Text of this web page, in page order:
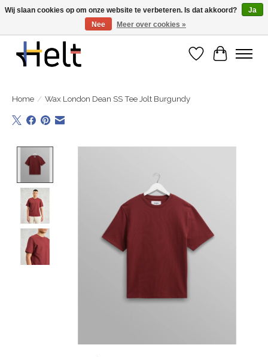
Ontdek de nieuwe collecties in store & online
Verlanglijst
Home / Wax London Dean SS Tee Jolt Burgundy
Wij slaan cookies op om onze website te verbeteren. Is dat akkoord?
Ja
Nee
Meer over cookies »